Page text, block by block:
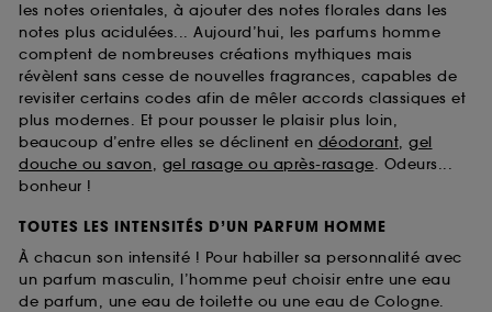
les notes orientales, à ajouter des notes florales dans les
notes plus acidulées... Aujourd’hui, les parfums homme
comptent de nombreuses créations mythiques mais
révèlent sans cesse de nouvelles fragrances, capables de
revisiter certains codes afin de mêler accords classiques et
plus modernes. Et pour pousser le plaisir plus loin,
beaucoup d’entre elles se déclinent en déodorant, gel
douche ou savon, gel rasage ou après-rasage. Odeurs...
bonheur !
TOUTES LES INTENSITÉS D’UN PARFUM HOMME
À chacun son intensité ! Pour habiller sa personnalité avec
un parfum masculin, l’homme peut choisir entre une eau
de parfum, une eau de toilette ou une eau de Cologne.